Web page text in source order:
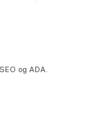
og ADA.